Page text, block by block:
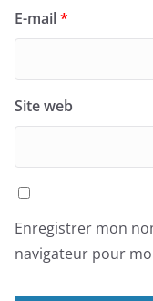
E-mail*
Site web
Enregistrer mon
navigateur pour